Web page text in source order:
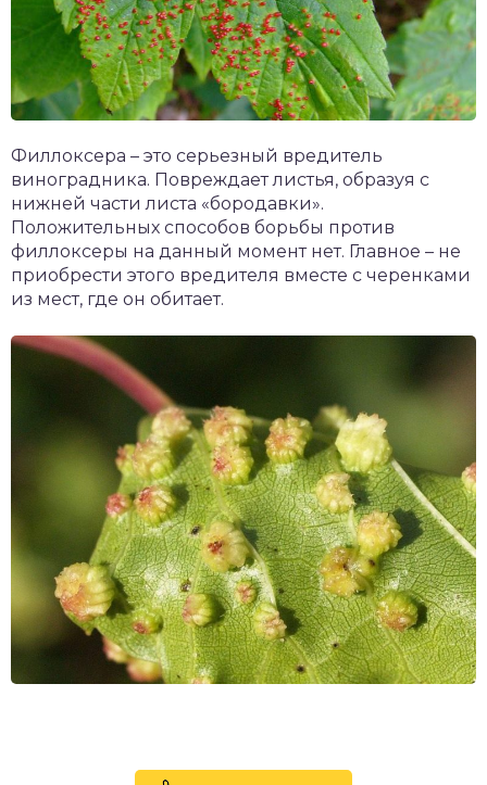
Филлоксера – это серьезный вредитель
виноградника. Повреждает листья, образуя с
нижней части листа «бородавки».
Положительных способов борьбы против
филлоксеры на данный момент нет. Главное – не
приобрести этого вредителя вместе с черенками
из мест, где он обитает.